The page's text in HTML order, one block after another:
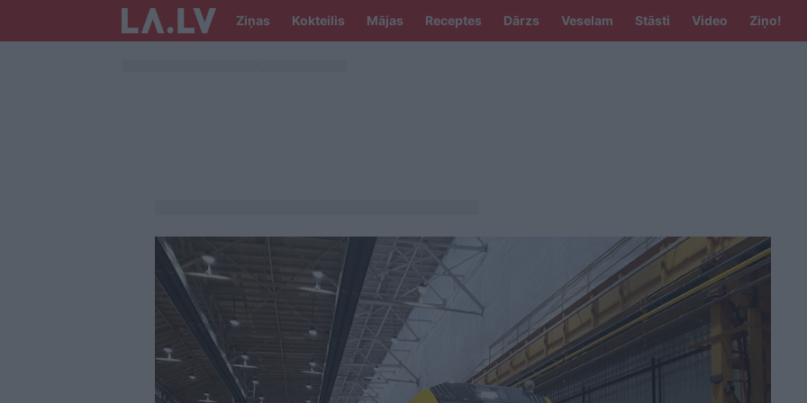
Ziņas Kokteilis Mājas Receptes Dārzs Veselam Stāsti Video Ziņo!